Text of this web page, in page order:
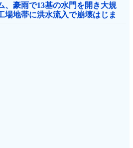
、豪雨で13基の水門を開き大規
場地帯に洪水流入で崩壊はじま